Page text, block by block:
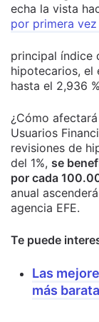
echa la vista
por primera
principal índice
hipotecarios, el
hasta el 2,936
¿Cómo
Usuarios
revisiones de
del 1%, se
por cada
anual
agencia EFE.
Te puede
Las
más